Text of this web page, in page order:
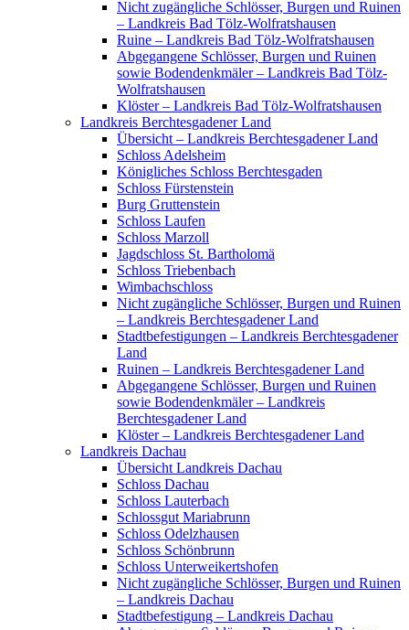
Nicht zugängliche Schlösser, Burgen und Ruinen
– Landkreis Bad Tölz-Wolfratshausen
Ruine – Landkreis Bad Tölz-Wolfratshausen
Abgegangene Schlösser, Burgen und Ruinen
sowie Bodendenkmäler – Landkreis Bad Tölz-
Wolfratshausen
Klöster – Landkreis Bad Tölz-Wolfratshausen
Landkreis Berchtesgadener Land
Übersicht – Landkreis Berchtesgadener Land
Schloss Adelsheim
Königliches Schloss Berchtesgaden
Schloss Fürstenstein
Burg Gruttenstein
Schloss Laufen
Schloss Marzoll
Jagdschloss St. Bartholomä
Schloss Triebenbach
Wimbachschloss
Nicht zugängliche Schlösser, Burgen und Ruinen
– Landkreis Berchtesgadener Land
Stadtbefestigungen – Landkreis Berchtesgadener
Land
Ruinen – Landkreis Berchtesgadener Land
Abgegangene Schlösser, Burgen und Ruinen
sowie Bodendenkmäler – Landkreis
Berchtesgadener Land
Klöster – Landkreis Berchtesgadener Land
Landkreis Dachau
Übersicht Landkreis Dachau
Schloss Dachau
Schloss Lauterbach
Schlossgut Mariabrunn
Schloss Odelzhausen
Schloss Schönbrunn
Schloss Unterweikertshofen
Nicht zugängliche Schlösser, Burgen und Ruinen
– Landkreis Dachau
Stadtbefestigung – Landkreis Dachau